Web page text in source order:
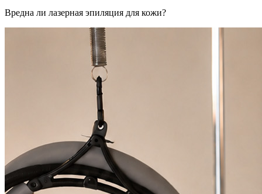
Вредна ли лазерная эпиляция для кожи?